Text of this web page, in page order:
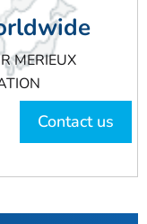
Contact us
MERIEUX